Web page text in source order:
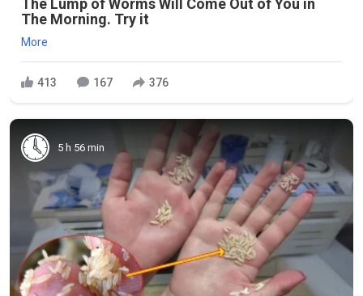
The Lump of Worms Will Come Out of You in
The Morning. Try it
More
413 167 376
5 h 56 min